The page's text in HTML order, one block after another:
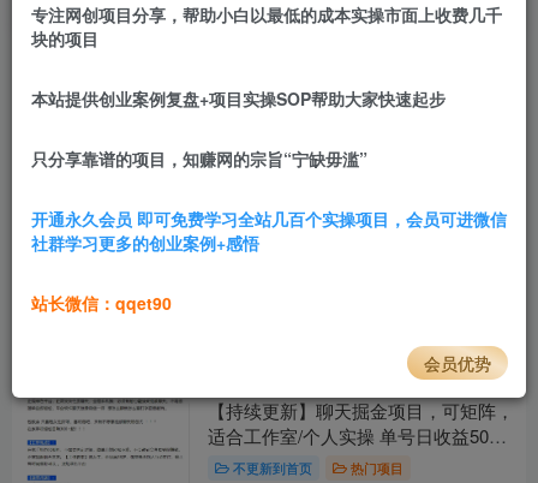
美女短视频，不判搬运技术+美女涨粉
镇山的虎
【持续更新】聊天掘金项目，可矩阵，
适合工作室/个人实操 单号日收益50+
小白轻松玩转聊天项目
不更新到首页 热门项目
专注网创项目分享，帮助小白以最低的成本实操市面上收费几千
块的项目
本站提供创业案例复盘+项目实操SOP帮助大家快速起步
只分享靠谱的项目，知赚网的宗旨“宁缺毋滥”
开通永久会员 即可免费学习全站几百个实操项目，会员可进微信
社群学习更多的创业案例+感悟
站长微信：qqet90
会员优势